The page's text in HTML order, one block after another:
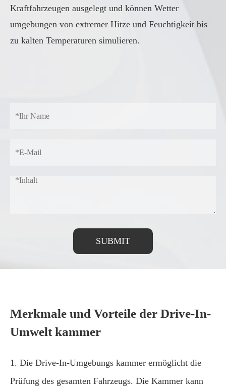
Kraftfahrzeugen ausgelegt und können Wetter
umgebungen von extremer Hitze und Feuchtigkeit bis
zu kalten Temperaturen simulieren.
SUBMIT
Merkmale und Vorteile der Drive-In-
Umwelt kammer
1. Die Drive-In-Umgebungs kammer ermöglicht die
Prüfung des gesamten Fahrzeugs. Die Kammer kann